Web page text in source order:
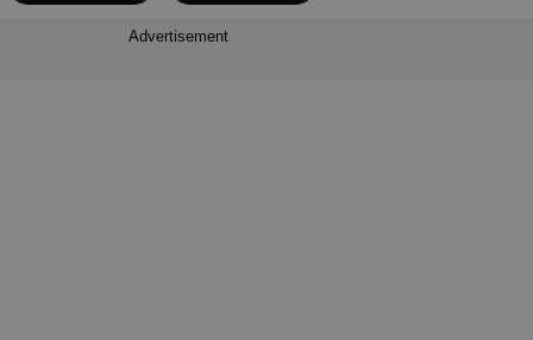
Advertisement